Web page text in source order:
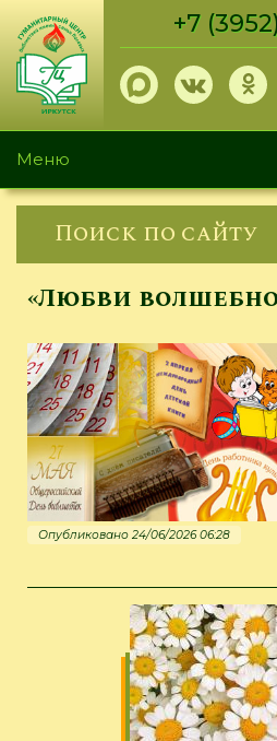
Перейти
основному
содержанию
+7
Меню
Поиск по сайту
«Любви
Опубликовано 24/06/2026 06:28